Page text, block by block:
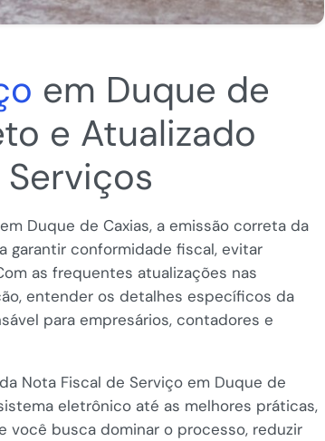
em Duque de
e Atualizado
Duque de Caxias, a emissão correta da
garantir conformidade fiscal, evitar
as frequentes atualizações nas
entender os detalhes específicos da
para empresários, contadores e
Nota Fiscal de Serviço em Duque de
eletrônico até as melhores práticas,
busca dominar o processo, reduzir